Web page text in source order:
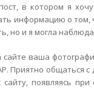
в котором я
информацию о том,
но и я могла
сайте ваша
Приятно общаться
появляясь